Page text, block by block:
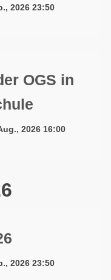
2026 23:50
OGS in
2026 16:00
2026 23:50